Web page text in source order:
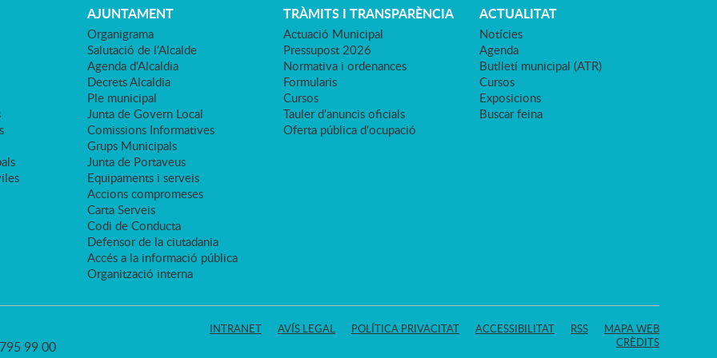
AJUNTAMENT
Organigrama
Salutació de l'Alcalde
Agenda d'Alcaldia
Decrets Alcaldia
Ple municipal
Junta de Govern Local
Comissions Informatives
Grups Municipals
Junta de Portaveus
Equipaments i serveis
Accions compromeses
Carta Serveis
Codi de Conducta
Defensor de la ciutadania
Accés a la informació pública
Organització interna
TRÀMITS I TRANSPARÈNCIA
Actuació Municipal
Pressupost 2026
Normativa i ordenances
Formularis
Cursos
Tauler d'anuncis oficials
Oferta pública d'ocupació
ACTUALITAT
Notícies
Agenda
Butlletí municipal (ATR)
Cursos
Exposicions
Buscar feina
99 00
INTRANET AVÍS LEGAL POLÍTICA PRIVACITAT ACCESSIBILITAT RSS
MAPA WEB
CRÈDITS